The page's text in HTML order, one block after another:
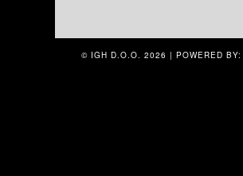
© IGH D.O.O. 2026 | POWERED BY: